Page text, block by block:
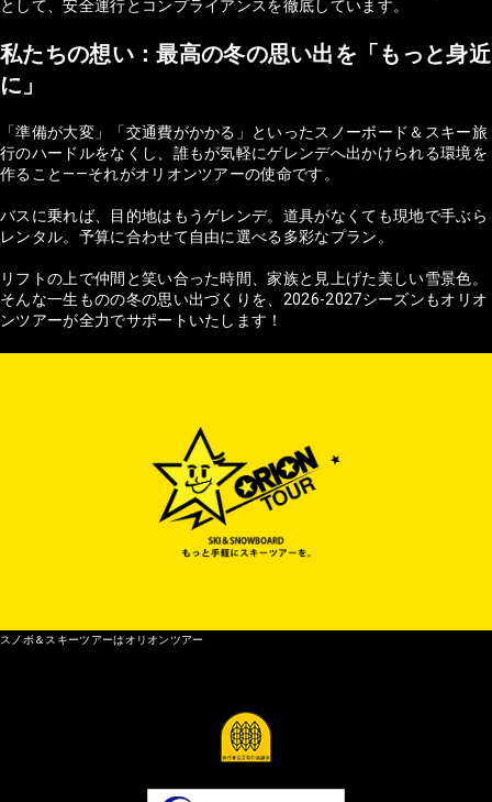
として、安全運行とコンプライアンスを徹底しています。
私たちの想い：最高の冬の思い出を「もっと身近
に」
「準備が大変」「交通費がかかる」といったスノーボード＆スキー旅
行のハードルをなくし、誰もが気軽にゲレンデへ出かけられる環境を
作ること——それがオリオンツアーの使命です。
バスに乗れば、目的地はもうゲレンデ。道具がなくても現地で手ぶら
レンタル。予算に合わせて自由に選べる多彩なプラン。
リフトの上で仲間と笑い合った時間、家族と見上げた美しい雪景色。
そんな一生ものの冬の思い出づくりを、2026-2027シーズンもオリオ
ンツアーが全力でサポートいたします！
スノボ＆スキーツアーはオリオンツアー